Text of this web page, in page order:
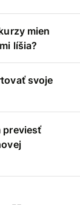
mien
líšia?
svoje
previesť